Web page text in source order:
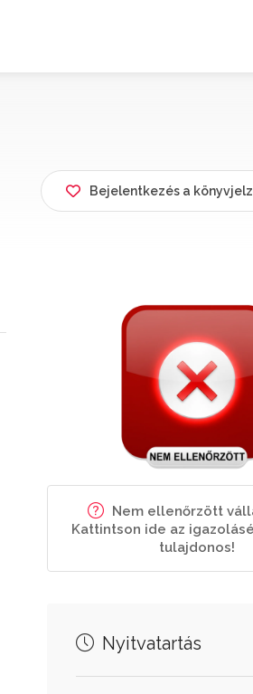
Bejelentkezés a
Nem ellenőrzött
Kattintson ide az
tulajdonos!
Nyitvatartás